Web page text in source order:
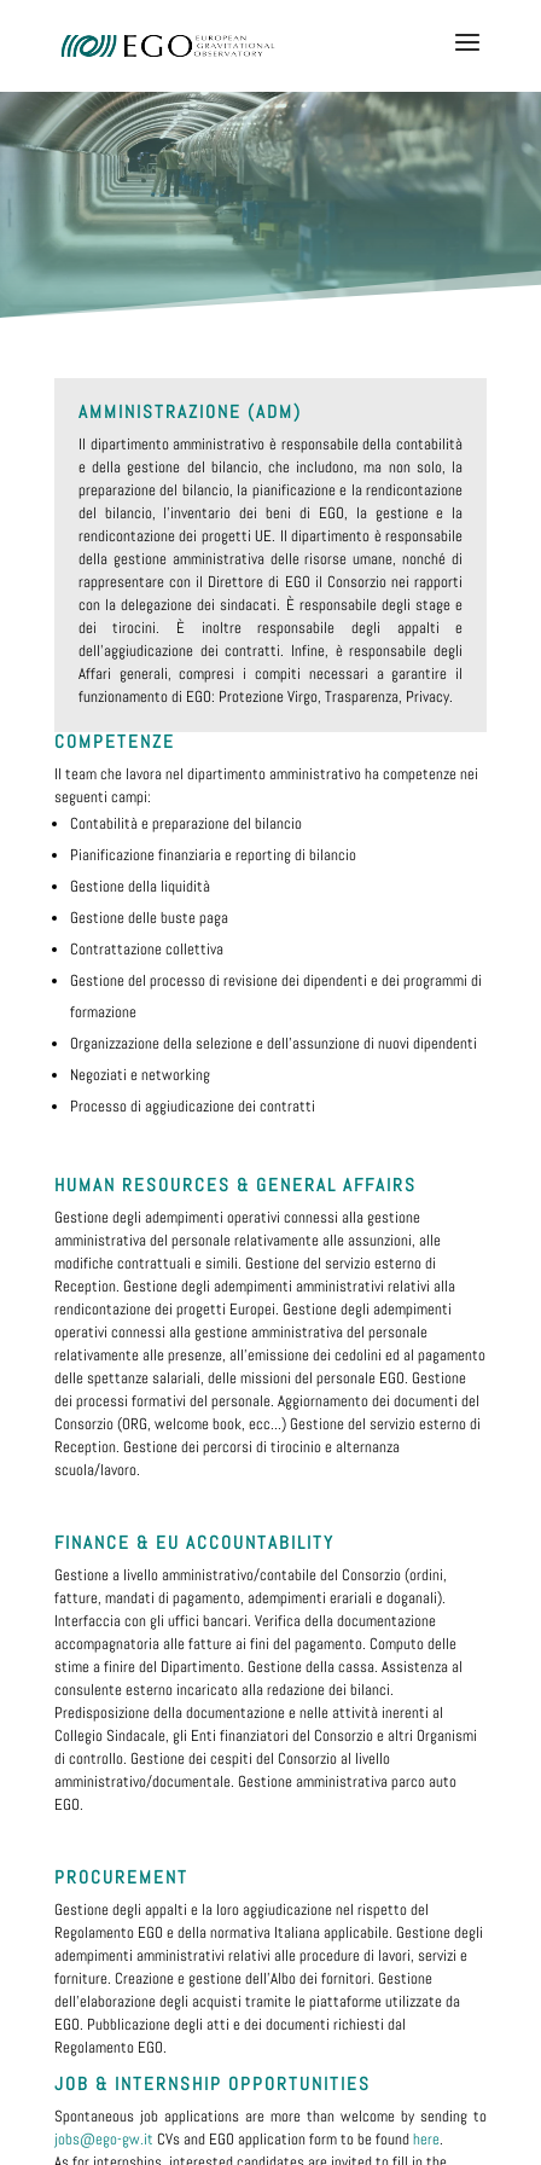
AMMINISTRAZIONE (ADM)
Il dipartimento amministrativo è responsabile della contabilità
e della gestione del bilancio, che includono, ma non solo, la
preparazione del bilancio, la pianificazione e la rendicontazione
del bilancio, l'inventario dei beni di EGO, la gestione e la
rendicontazione dei progetti UE. Il dipartimento è responsabile
della gestione amministrativa delle risorse umane, nonché di
rappresentare con il Direttore di EGO il Consorzio nei rapporti
con la delegazione dei sindacati. È responsabile degli stage e
dei tirocini. È inoltre responsabile degli appalti e
dell'aggiudicazione dei contratti. Infine, è responsabile degli
Affari generali, compresi i compiti necessari a garantire il
funzionamento di EGO: Protezione Virgo, Trasparenza, Privacy.
COMPETENZE
Il team che lavora nel dipartimento amministrativo ha competenze nei
seguenti campi:
Contabilità e preparazione del bilancio
Pianificazione finanziaria e reporting di bilancio
Gestione della liquidità
Gestione delle buste paga
Contrattazione collettiva
Gestione del processo di revisione dei dipendenti e dei programmi di
formazione
Organizzazione della selezione e dell'assunzione di nuovi dipendenti
Negoziati e networking
Processo di aggiudicazione dei contratti
HUMAN RESOURCES & GENERAL AFFAIRS
Gestione degli adempimenti operativi connessi alla gestione
amministrativa del personale relativamente alle assunzioni, alle
modifiche contrattuali e simili. Gestione del servizio esterno di
Reception. Gestione degli adempimenti amministrativi relativi alla
rendicontazione dei progetti Europei. Gestione degli adempimenti
operativi connessi alla gestione amministrativa del personale
relativamente alle presenze, all’emissione dei cedolini ed al pagamento
delle spettanze salariali, delle missioni del personale EGO. Gestione
dei processi formativi del personale. Aggiornamento dei documenti del
Consorzio (ORG, welcome book, ecc...) Gestione del servizio esterno di
Reception. Gestione dei percorsi di tirocinio e alternanza
scuola/lavoro.
FINANCE & EU ACCOUNTABILITY
Gestione a livello amministrativo/contabile del Consorzio (ordini,
fatture, mandati di pagamento, adempimenti erariali e doganali).
Interfaccia con gli uffici bancari. Verifica della documentazione
accompagnatoria alle fatture ai fini del pagamento. Computo delle
stime a finire del Dipartimento. Gestione della cassa. Assistenza al
consulente esterno incaricato alla redazione dei bilanci.
Predisposizione della documentazione e nelle attività inerenti al
Collegio Sindacale, gli Enti finanziatori del Consorzio e altri Organismi
di controllo. Gestione dei cespiti del Consorzio al livello
amministrativo/documentale. Gestione amministrativa parco auto
EGO.
PROCUREMENT
Gestione degli appalti e la loro aggiudicazione nel rispetto del
Regolamento EGO e della normativa Italiana applicabile. Gestione degli
adempimenti amministrativi relativi alle procedure di lavori, servizi e
forniture. Creazione e gestione dell’Albo dei fornitori. Gestione
dell'elaborazione degli acquisti tramite le piattaforme utilizzate da
EGO. Pubblicazione degli atti e dei documenti richiesti dal
Regolamento EGO.
JOB & INTERNSHIP OPPORTUNITIES
Spontaneous job applications are more than welcome by sending to
jobs@ego-gw.it CVs and EGO application form to be foundhere.